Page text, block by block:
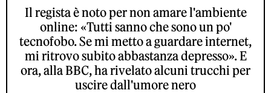
Il regista è noto per non amare l'ambiente
online: «Tutti sanno che sono un po'
tecnofobo. Se mi metto a guardare internet,
mi ritrovo subito abbastanza depresso». E
ora, alla BBC, ha rivelato alcuni trucchi per
uscire dall'umore nero